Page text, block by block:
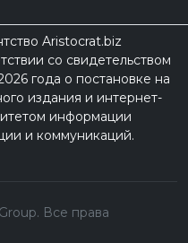
Aristocrat.biz
со свидетельством
года о постановке на
издания и интернет-
информации
и коммуникаций.
Все права